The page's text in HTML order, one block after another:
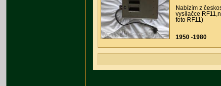
Nabízím z
vysílačce
foto RF11)
1950 -1980